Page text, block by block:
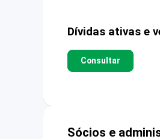
Dívidas ativas e
Consultar
Sócios e